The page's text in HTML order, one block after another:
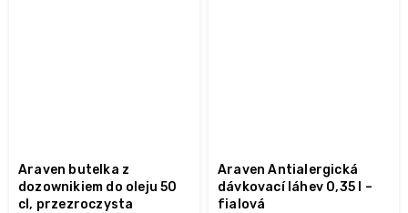
Araven butelka z
dozownikiem do oleju 50
cl, przezroczysta
Araven Antialergická
dávkovací láhev 0,35 l –
fialová